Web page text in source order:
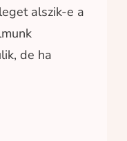
alszik-e a
de ha